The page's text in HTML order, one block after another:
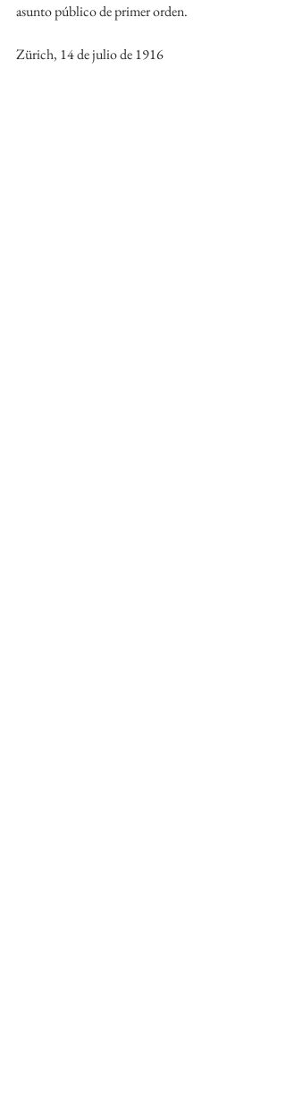
asunto público de primer orden.
Zürich, 14 de julio de 1916